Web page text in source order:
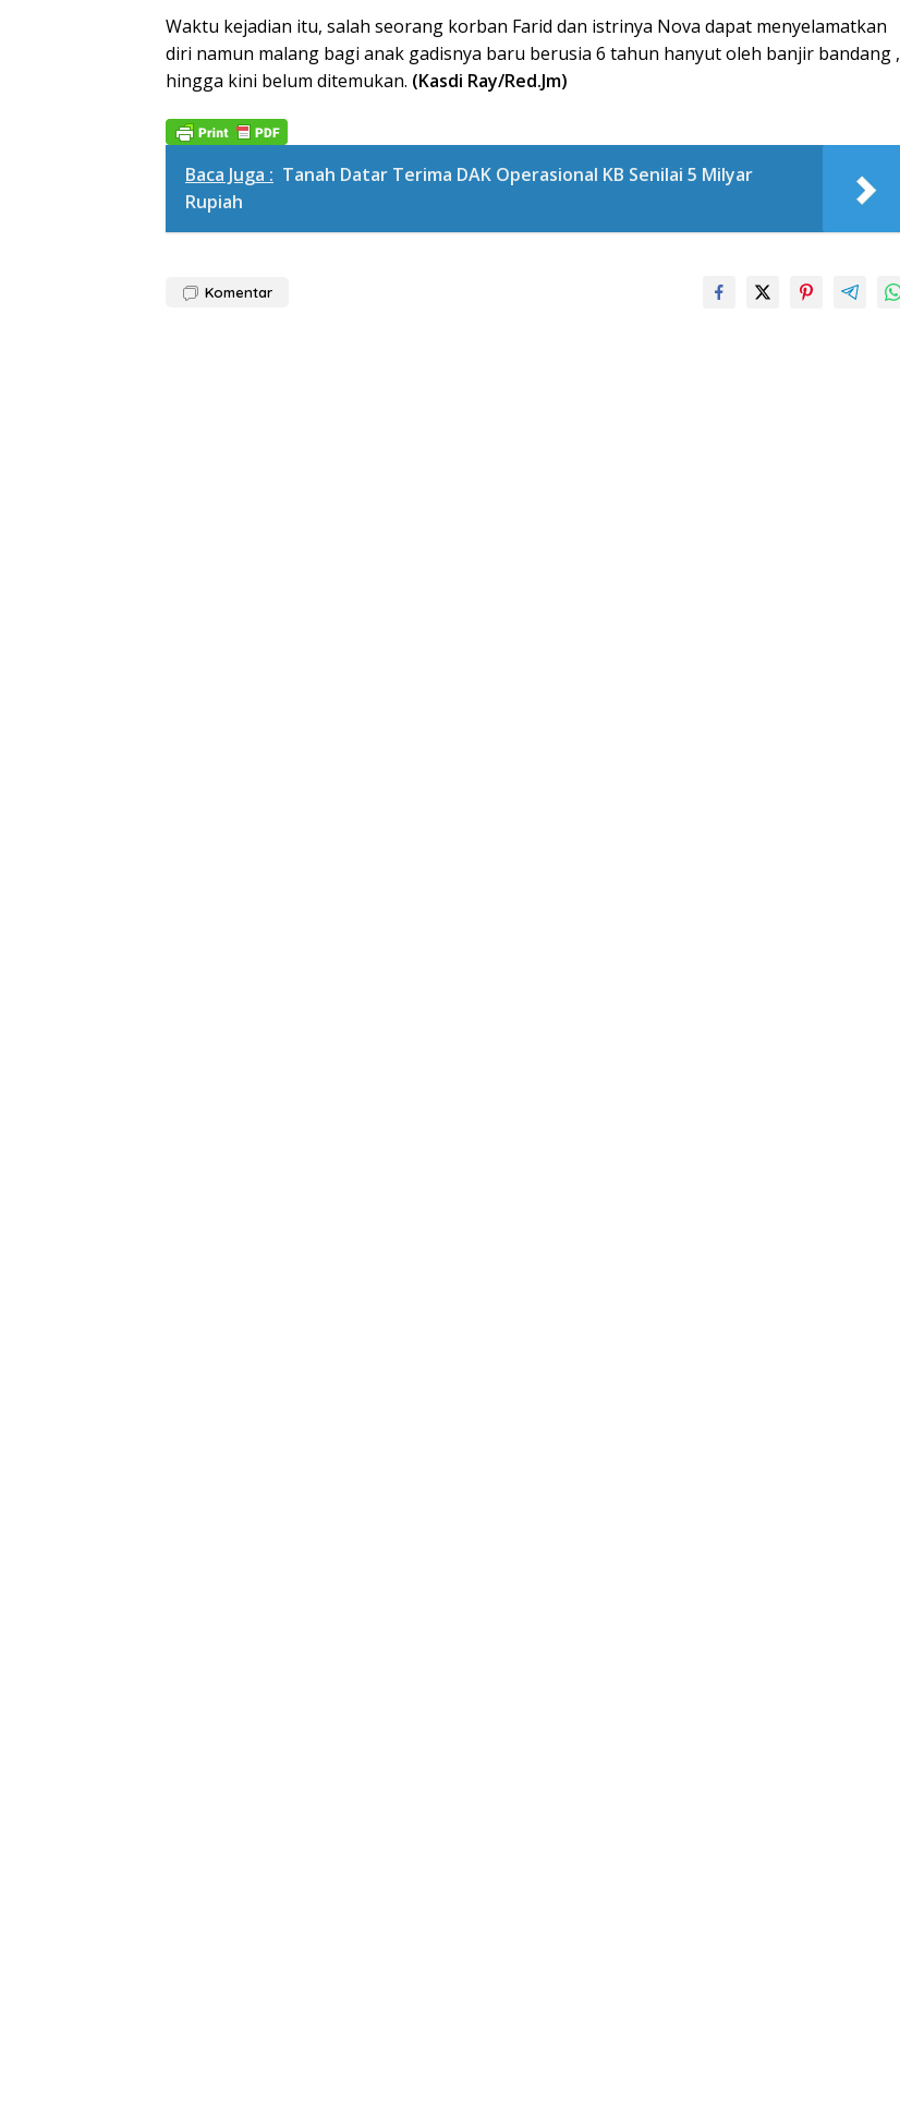
Waktu kejadian itu, salah seorang korban Farid dan istrinya Nova dapat menyelamatkan
diri namun malang bagi anak gadisnya baru berusia 6 tahun hanyut oleh banjir bandang ,
hingga kini belum ditemukan. (Kasdi Ray/Red.Jm)
Baca Juga : Tanah Datar Terima DAK Operasional KB Senilai 5 Milyar
Rupiah
Komentar